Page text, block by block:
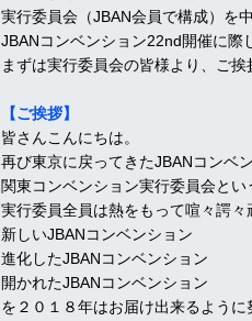
実行委員会（JBAN会員で構成）を
JBANコンベンション22nd開催に際
まずは実行委員会の皆様より、ご
【ご挨拶】
皆さんこんにちは。
再び東京に戻ってきたJBANコンベ
関東コンベンション実行委員会と
実行委員全員は熱をもって喧々諤々
新しいJBANコンベンション
進化したJBANコンベンション
開かれたJBANコンベンション
を２０１８年はお届け出来るよう